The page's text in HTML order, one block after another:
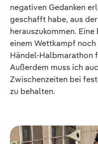
negativen Gedanken
geschafft habe, aus der
herauszukommen.
einem Wettkampf
Händel-Halbmarathon
Außerdem muss ich
Zwischenzeiten bei
zu behalten.